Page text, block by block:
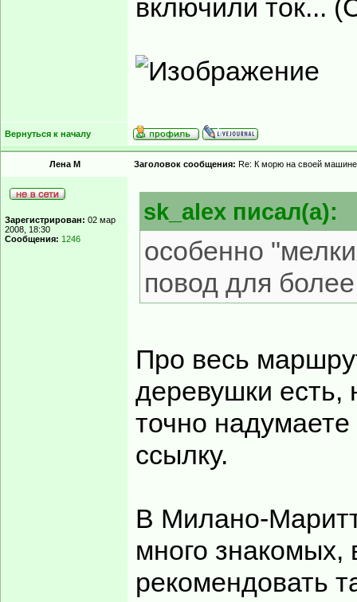
включили ток...
Вернуться к началу
Лена М Заголовок сообщения: Re: К морю на своей
Зарегистрирован: 02 мар
2008, 18:30
Сообщения: 1246
sk_alex писал(а):
особенно
повод для более
Про весь
деревушки
точно надумаете
ссылку.
В Милано-
много знакомых,
рекомендовать